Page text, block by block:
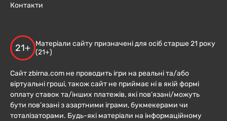
Контакти
21+
Матеріали сайту призначені для осіб старше 21 року
(21+)
Сайт zbirna.com не проводить ігри на реальні та/або
віртуальні гроші, також сайт не приймає ні в якій формі
оплату ставок та/інших платежів, які пов’язані/можуть
бути пов’язані з азартними іграми, букмекерами чи
тоталізаторами. Будь-які матеріали на інформаційному